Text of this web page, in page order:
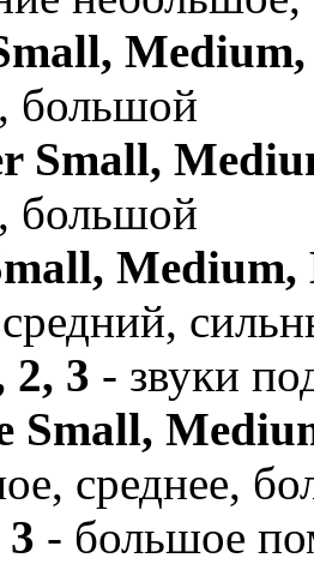
большой
Small,
большой
Medium,
2, 3 - звуки
Small,
среднее,
- большое